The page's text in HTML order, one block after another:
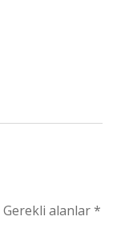
Gerekli alanlar*